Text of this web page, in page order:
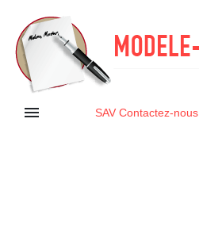
 SAV Contactez-nous